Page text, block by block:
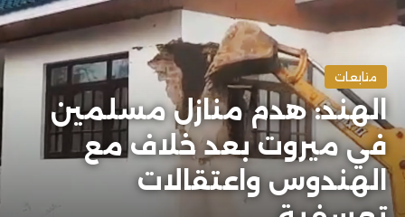
متابعات
الهند: هدم منازل مسلمين
في ميروت بعد خلاف مع
الهندوس واعتقالات